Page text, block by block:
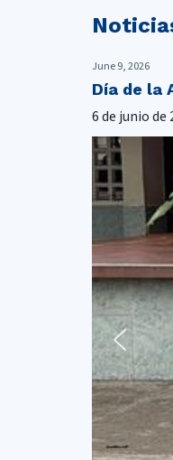
June 9, 2026
Día de la
6 de junio de